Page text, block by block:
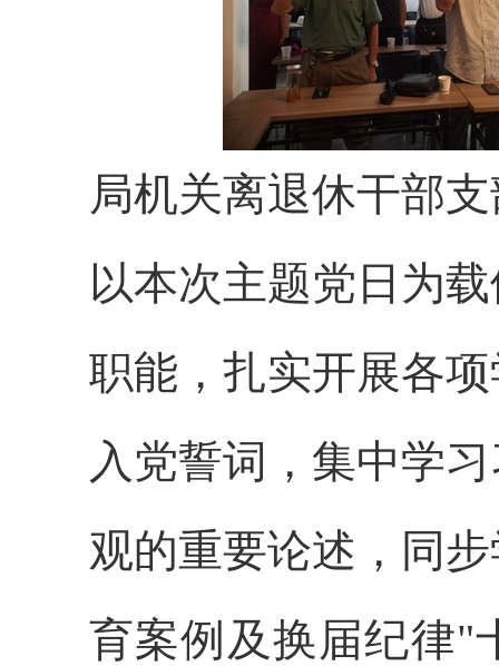
局机关离退休干部
以本次主题党日为
职能，扎实开展各
入党誓词，集中学
观的重要论述，同
育案例及换届纪律"